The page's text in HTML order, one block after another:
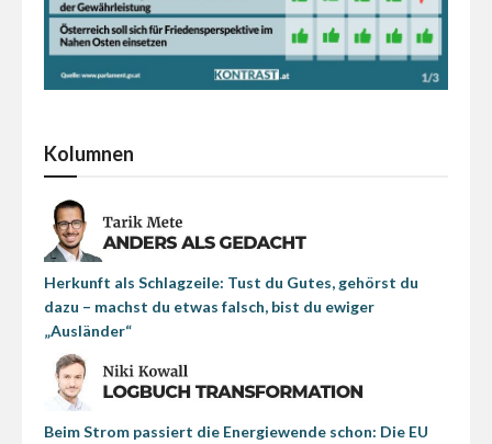
Kolumnen
Herkunft als Schlagzeile: Tust du Gutes, gehörst du
dazu – machst du etwas falsch, bist du ewiger
„Ausländer“
Beim Strom passiert die Energiewende schon: Die EU